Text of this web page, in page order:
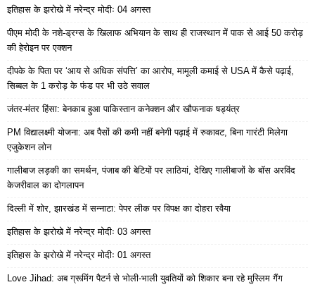
इतिहास के झरोखे में नरेन्द्र मोदीः 04 अगस्त
पीएम मोदी के नशे-ड्रग्स के खिलाफ अभियान के साथ ही राजस्थान में पाक से आई 50 करोड़
की हेरोइन पर एक्शन
दीपके के पिता पर ‘आय से अधिक संपत्ति’ का आरोप, मामूली कमाई से USA में कैसे पढ़ाई,
सिब्बल के 1 करोड़ के फंड पर भी उठे सवाल
जंतर-मंतर हिंसा: बेनकाब हुआ पाकिस्तान कनेक्शन और खौफनाक षड्यंत्र
PM विद्यालक्ष्मी योजना: अब पैसों की कमी नहीं बनेगी पढ़ाई में रुकावट, बिना गारंटी मिलेगा
एजुकेशन लोन
गालीबाज लड़की का समर्थन, पंजाब की बेटियों पर लाठियां, देखिए गालीबाजों के बॉस अरविंद
केजरीवाल का दोगलापन
दिल्ली में शोर, झारखंड में सन्नाटा: पेपर लीक पर विपक्ष का दोहरा रवैया
इतिहास के झरोखे में नरेन्द्र मोदीः 03 अगस्त
इतिहास के झरोखे में नरेन्द्र मोदीः 01 अगस्त
Love Jihad: अब ग्रूमिंग पैटर्न से भोली-भाली युवतियों को शिकार बना रहे मुस्लिम गैंग